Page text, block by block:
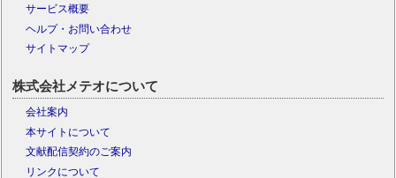
サービス概要
ヘルプ・お問い合わせ
サイトマップ
株式会社メテオについて
会社案内
本サイトについて
文献配信契約のご案内
リンクについて